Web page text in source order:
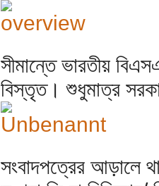
সীমান্তে ভারতীয়
বিস্তৃত। শুধুমাত্র
সংবাদপত্রের আড়ালে